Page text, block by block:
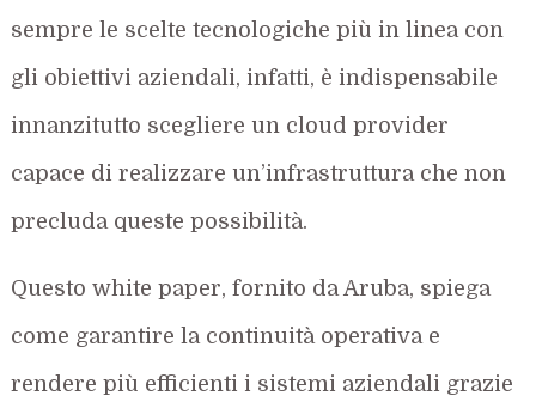
sempre le scelte tecnologiche più in linea con
gli obiettivi aziendali, infatti, è indispensabile
innanzitutto scegliere un cloud provider
capace di realizzare un’infrastruttura che non
precluda queste possibilità.
Questo white paper, fornito da Aruba, spiega
come garantire la continuità operativa e
rendere più efficienti i sistemi aziendali grazie